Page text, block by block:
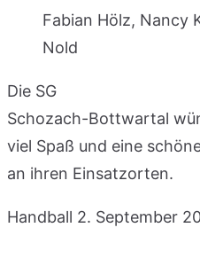
Fabian Hölz, Nancy
Nold
Die SG
Schozach-Bottwartal
viel Spaß und eine
an ihren Einsatzorten.
Handball 2. September